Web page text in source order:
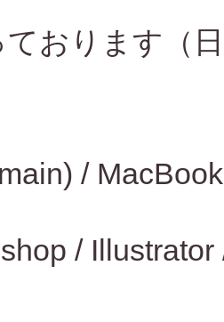
ております（
/
/